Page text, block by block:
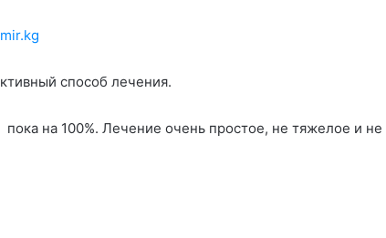
способ лечения.
пока на 100%. Лечение очень простое, не тяжелое и не